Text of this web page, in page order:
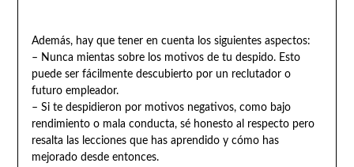
Además, hay que tener en cuenta los siguientes aspectos:
– Nunca mientas sobre los motivos de tu despido. Esto
puede ser fácilmente descubierto por un reclutador o
futuro empleador.
– Si te despidieron por motivos negativos, como bajo
rendimiento o mala conducta, sé honesto al respecto pero
resalta las lecciones que has aprendido y cómo has
mejorado desde entonces.